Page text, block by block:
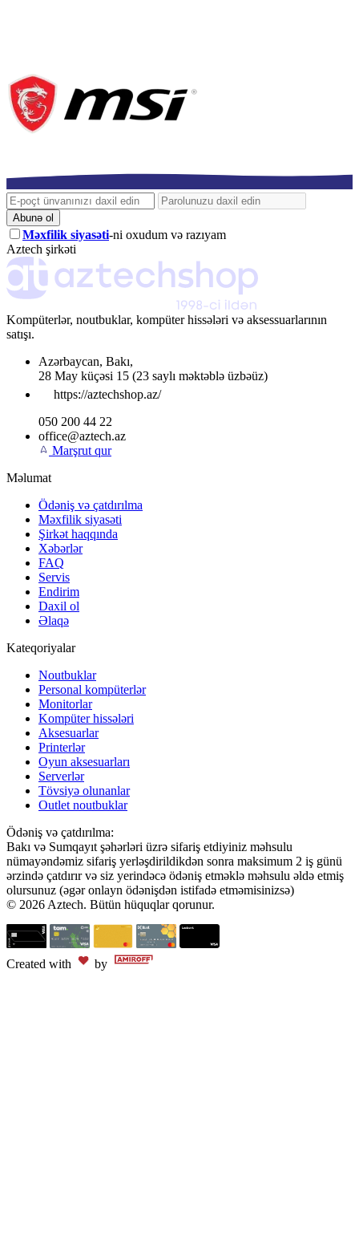
Abunə ol
Məxfilik siyasəti-ni oxudum və razıyam
Aztech şirkəti
Kompüterlər, noutbuklar, kompüter hissələri və aksessuarlarının
satışı.
Azərbaycan, Bakı,
28 May küçəsi 15 (23 saylı məktəblə üzbəüz)
https://aztechshop.az/
050 200 44 22
office@aztech.az
Marşrut qur
Məlumat
Ödəniş və çatdırılma
Məxfilik siyasəti
Şirkət haqqında
Xəbərlər
FAQ
Servis
Endirim
Daxil ol
Əlaqə
Kateqoriyalar
Noutbuklar
Personal kompüterlər
Monitorlar
Kompüter hissələri
Aksesuarlar
Printerlər
Oyun aksesuarları
Serverlər
Tövsiyə olunanlar
Outlet noutbuklar
Ödəniş və çatdırılma:
Bakı və Sumqayıt şəhərləri üzrə sifariş etdiyiniz məhsulu
nümayəndəmiz sifariş yerləşdirildikdən sonra maksimum 2 iş günü
ərzində çatdırır və siz yerindəcə ödəniş etməklə məhsulu əldə etmiş
olursunuz (əgər onlayn ödənişdən istifadə etməmisinizsə)
© 2026 Aztech. Bütün hüquqlar qorunur.
Created with by